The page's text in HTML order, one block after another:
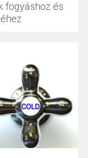
fogyáshoz és